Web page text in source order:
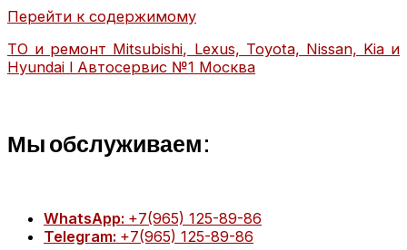
Перейти к содержимому
ТО и ремонт Mitsubishi, Lexus, Toyota, Nissan, Kia и
Hyundai l Автосервис №1 Москва
Мы обслуживаем:
WhatsApp: +7(965) 125-89-86
Telegram: +7(965) 125-89-86